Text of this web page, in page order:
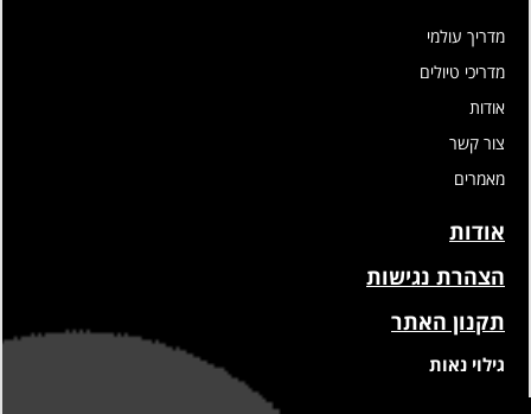
מדריך עולמי
מדריכי טיולים
אודות
צור קשר
מאמרים
אודות
הצהרת נגישות
תקנון האתר
גילוי נאות